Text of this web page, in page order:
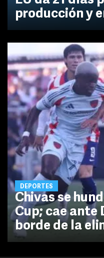
producción y
DEPORTES
Chivas se
Cup; cae ante
borde de la